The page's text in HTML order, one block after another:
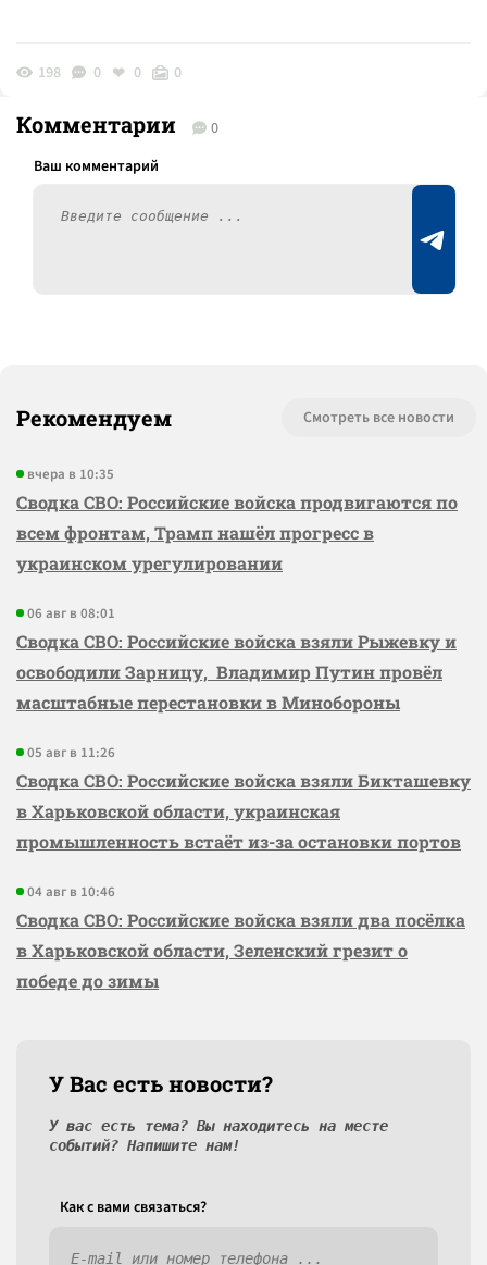
198 0 0 0
Комментарии 0
Рекомендуем Смотреть все новости
вчера в 10:35
Сводка СВО: Российские войска продвигаются по
всем фронтам, Трамп нашёл прогресс в
украинском урегулировании
06 авг в 08:01
Сводка СВО: Российские войска взяли Рыжевку и
освободили Зарницу, Владимир Путин провёл
масштабные перестановки в Минобороны
05 авг в 11:26
Сводка СВО: Российские войска взяли Бикташевку
в Харьковской области, украинская
промышленность встаёт из-за остановки портов
04 авг в 10:46
Сводка СВО: Российские войска взяли два посёлка
в Харьковской области, Зеленский грезит о
победе до зимы
У Вас есть новости?
У вас есть тема? Вы находитесь на месте
событий? Напишите нам!
Как c вами связаться?